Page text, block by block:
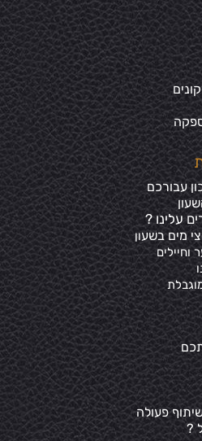
עבורכם
עלינו ?
מים בשעון
וחיילים
ם
פעולה
?